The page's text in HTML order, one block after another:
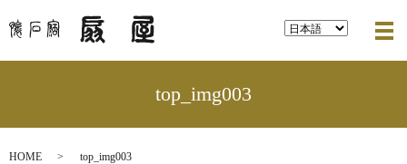
top_img003
HOME top_img003